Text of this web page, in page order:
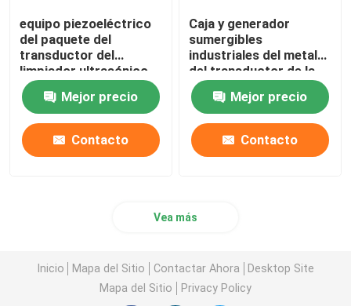
equipo piezoeléctrico
del paquete del
transductor del
limpiador ultrasónico
sumergible 2kw
Mejor precio
Contacto
Caja y generador
sumergibles
industriales del metal
del transductor de la
limpieza ultrasónica
Mejor precio
Contacto
Vea más
Inicio Mapa del Sitio Contactar Ahora
Desktop Site
Mapa del Sitio
Privacy Policy